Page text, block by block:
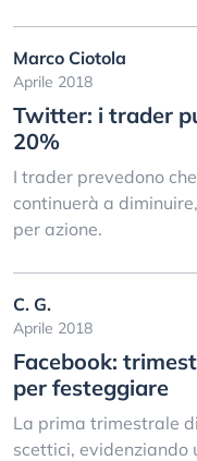
Marco Ciotola
Aprile 2018
Twitter: i trader
20%
I trader prevedono
continuerà a
per azione.
C. G.
Aprile 2018
Facebook:
per festeggiare
La prima trimestrale
scettici, evidenziando